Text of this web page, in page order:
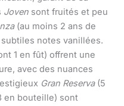
Joven sont fruités et peu
(au moins 2 ans de
notes vanillées.
1 en fût) offrent une
avec des nuances
Gran Reserva(5
en bouteille) sont